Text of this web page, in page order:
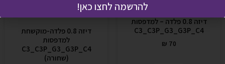
דיזה 0.8 פלדה – למדפסות
C3_C3P_G3_G3P_C4
₪ 70
דיזה 0.8 פלדה-מוקשחת
למדפסות
C3_C3P_G3_G3P_C4
(שחורה)
להרשמה לחצו כאן!